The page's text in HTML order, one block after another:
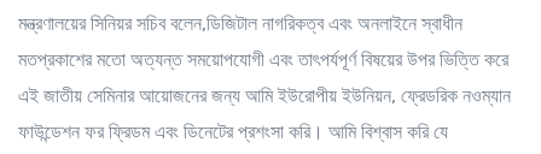
মন্ত্রণালয়ের সিনিয়র সচিব বলেন,ডিজিটাল নাগরিকত্ব এবং অনলাইনে স্বাধীন
মতপ্রকাশের মতো অত্যন্ত সময়োপযোগী এবং তাৎপর্যপূর্ণ বিষয়ের উপর ভিত্তি করে
এই জাতীয় সেমিনার আয়োজনের জন্য আমি ইউরোপীয় ইউনিয়ন, ফ্রেডরিক নওম্যান
ফাউন্ডেশন ফর ফ্রিডম এবং ডিনেটের প্রশংসা করি। আমি বিশ্বাস করি যে